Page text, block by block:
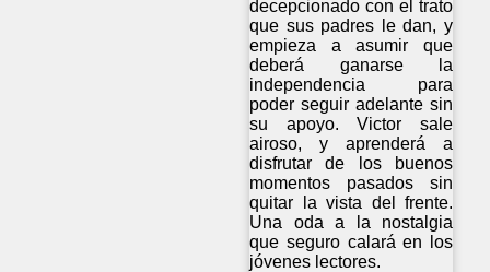
decepcionado con el trato
que sus padres le dan, y
empieza a asumir que
deberá ganarse la
independencia para
poder seguir adelante sin
su apoyo. Victor sale
airoso, y aprenderá a
disfrutar de los buenos
momentos pasados sin
quitar la vista del frente.
Una oda a la nostalgia
que seguro calará en los
jóvenes lectores.